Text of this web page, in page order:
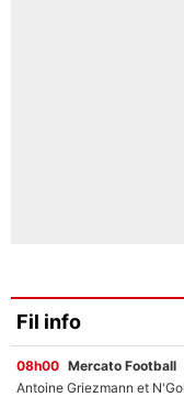
Fil info
08h00 Mercato Football